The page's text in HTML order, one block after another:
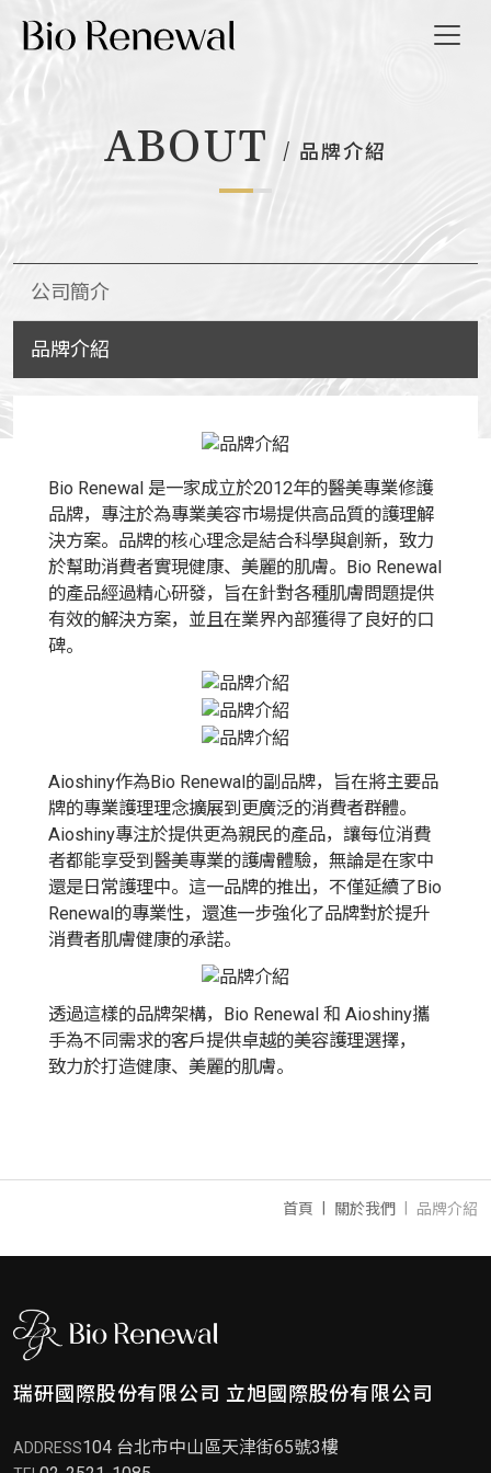
EN
ABOUT 品牌介紹
公司簡介
品牌介紹
Bio Renewal 是一家成立於2012年的醫美專業修護
品牌，專注於為專業美容市場提供高品質的護理解
決方案。品牌的核心理念是結合科學與創新，致力
於幫助消費者實現健康、美麗的肌膚。Bio Renewal
的產品經過精心研發，旨在針對各種肌膚問題提供
有效的解決方案，並且在業界內部獲得了良好的口
碑。
Aioshiny作為Bio Renewal的副品牌，旨在將主要品
牌的專業護理理念擴展到更廣泛的消費者群體。
Aioshiny專注於提供更為親民的產品，讓每位消費
者都能享受到醫美專業的護膚體驗，無論是在家中
還是日常護理中。這一品牌的推出，不僅延續了Bio
Renewal的專業性，還進一步強化了品牌對於提升
消費者肌膚健康的承諾。
透過這樣的品牌架構，Bio Renewal 和 Aioshiny攜
手為不同需求的客戶提供卓越的美容護理選擇，
致力於打造健康、美麗的肌膚。
首頁 關於我們 品牌介紹
瑞研國際股份有限公司 立旭國際股份有限公司
ADDRESS104 台北市中山區天津街65號3樓